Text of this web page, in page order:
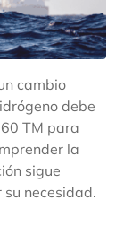
cambio
debe
TM para
la
sigue
necesidad.